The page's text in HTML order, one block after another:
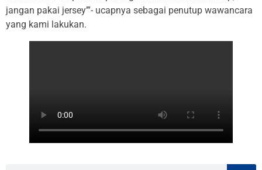
jangan pakai jersey’”- ucapnya sebagai penutup wawancara
yang kami lakukan.